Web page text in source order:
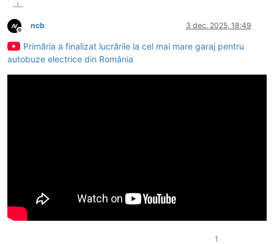
Deconectat
ncb 3 dec. 2025, 18:49
Primăria a finalizat lucrările la cel mai mare garaj pentru
autobuze electrice din România
1